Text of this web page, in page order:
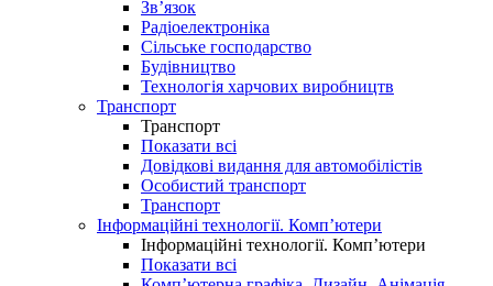
Зв’язок
Радіоелектроніка
Сільське господарство
Будівництво
Технологія харчових виробництв
Транспорт
Транспорт
Показати всі
Довідкові видання для автомобілістів
Особистий транспорт
Транспорт
Інформаційні технології. Комп’ютери
Інформаційні технології. Комп’ютери
Показати всі